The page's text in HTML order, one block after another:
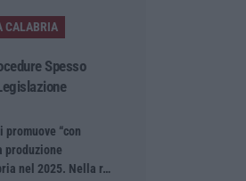
CALABRIA
Spesso
promuove “con
produzione
nel 2025. Nella r…